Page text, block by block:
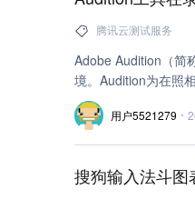
腾讯云测试服务
Adobe Audition（简
境。Audition为在照
进的音频混合、编辑
用户5521279
搜狗输入法斗图